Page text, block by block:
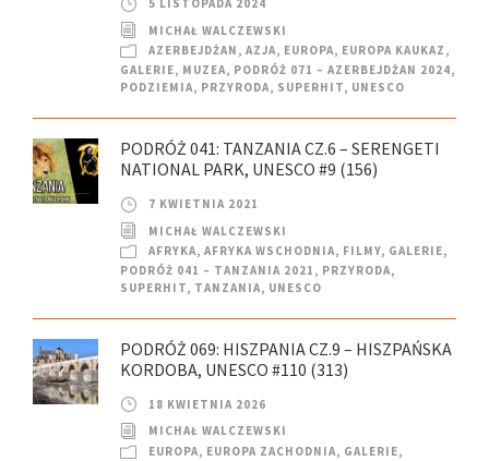
5 LISTOPADA 2024
MICHAŁ WALCZEWSKI
AZERBEJDŻAN , AZJA, EUROPA, EUROPA KAUKAZ ,
GALERIE, MUZEA, PODRÓŻ 071 – AZERBEJDŻAN 2024,
PODZIEMIA, PRZYRODA, SUPERHIT, UNESCO
PODRÓŻ 041: TANZANIA CZ.6 – SERENGETI
NATIONAL PARK, UNESCO #9 (156)
7 KWIETNIA 2021
MICHAŁ WALCZEWSKI
AFRYKA, AFRYKA WSCHODNIA, FILMY, GALERIE,
PODRÓŻ 041 – TANZANIA 2021 , PRZYRODA,
SUPERHIT, TANZANIA, UNESCO
PODRÓŻ 069: HISZPANIA CZ.9 – HISZPAŃSKA
KORDOBA, UNESCO #110 (313)
18 KWIETNIA 2026
MICHAŁ WALCZEWSKI
EUROPA, EUROPA ZACHODNIA, GALERIE,